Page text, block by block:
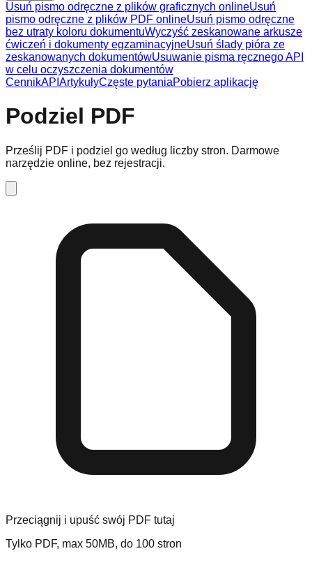
Usuń pismo odręczne z plików graficznych onlineUsuń
pismo odręczne z plików PDF onlineUsuń pismo odręczne
bez utraty koloru dokumentuWyczyść zeskanowane arkusze
ćwiczeń i dokumenty egzaminacyjneUsuń ślady pióra ze
zeskanowanych dokumentówUsuwanie pisma ręcznego API
w celu oczyszczenia dokumentów
CennikAPI ArtykułyCzęste pytaniaPobierz aplikację
Podziel PDF
Prześlij PDF i podziel go według liczby stron. Darmowe
narzędzie online, bez rejestracji.
Przeciągnij i upuść swój PDF tutaj
Tylko PDF, max 50MB, do 100 stron